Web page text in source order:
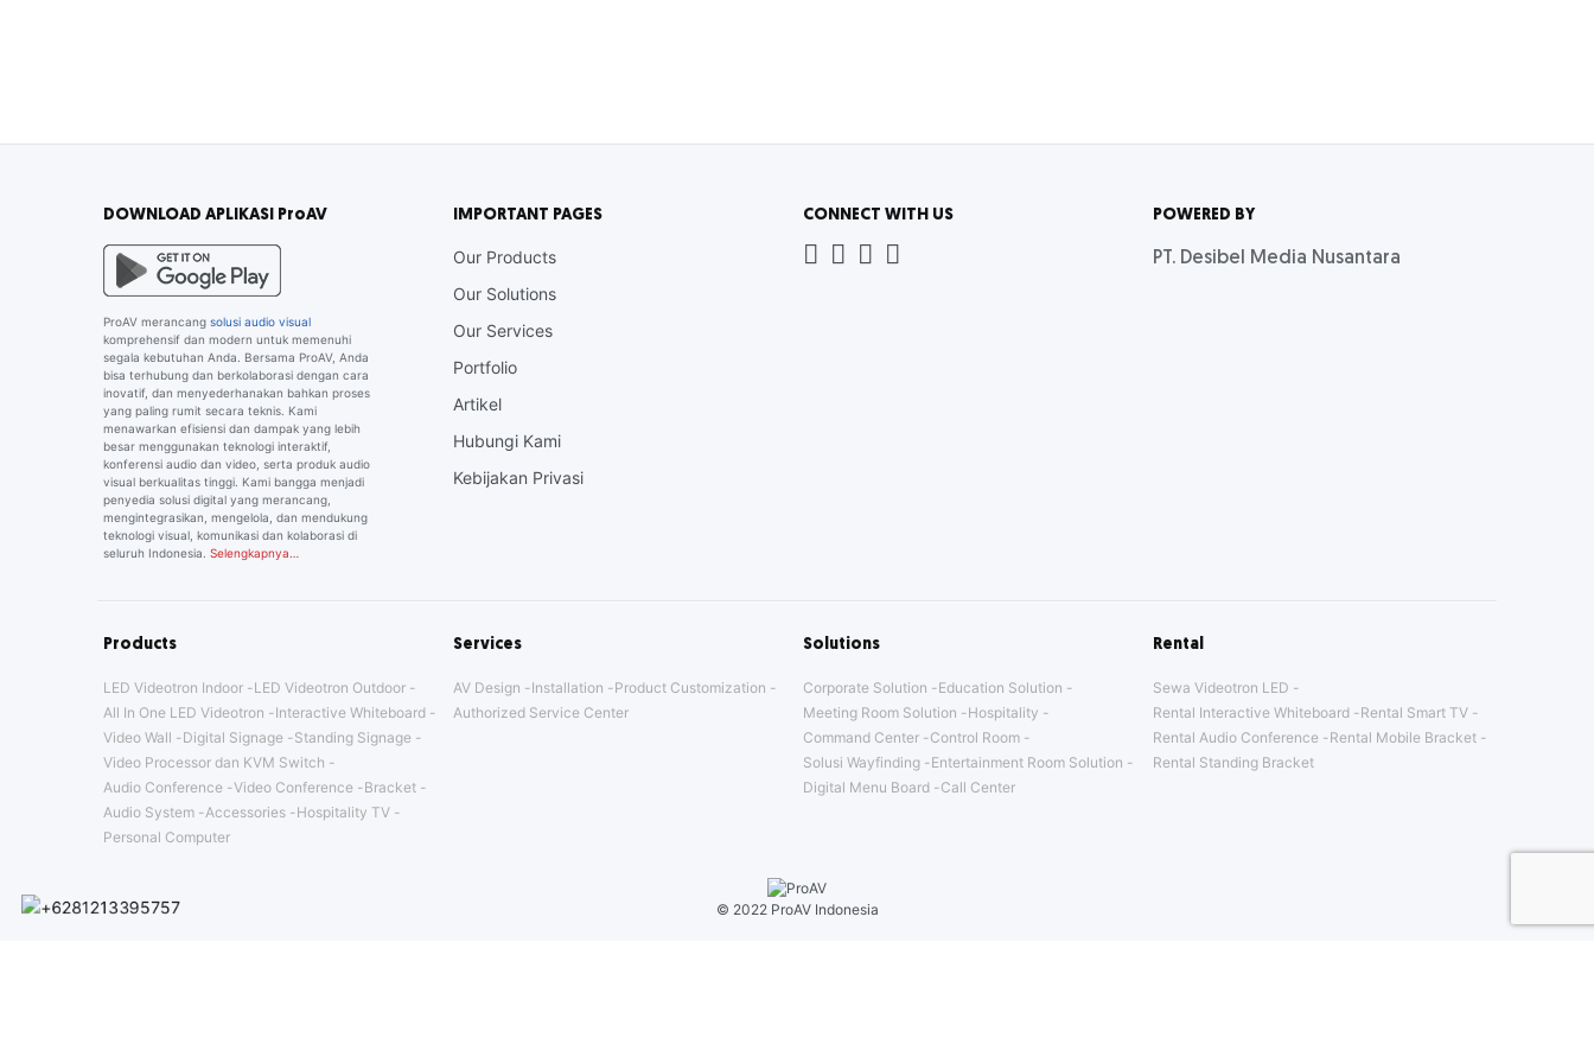
DOWNLOAD APLIKASI ProAV
ProAV merancang solusi audio visual
komprehensif dan modern untuk memenuhi
segala kebutuhan Anda. Bersama ProAV, Anda
bisa terhubung dan berkolaborasi dengan cara
inovatif, dan menyederhanakan bahkan proses
yang paling rumit secara teknis. Kami
menawarkan efisiensi dan dampak yang lebih
besar menggunakan teknologi interaktif,
konferensi audio dan video, serta produk audio
visual berkualitas tinggi. Kami bangga menjadi
penyedia solusi digital yang merancang,
mengintegrasikan, mengelola, dan mendukung
teknologi visual, komunikasi dan kolaborasi di
seluruh Indonesia. Selengkapnya…
IMPORTANT PAGES
Our Products
Our Solutions
Our Services
Portfolio
Artikel
Hubungi Kami
Kebijakan Privasi
CONNECT WITH US POWERED BY
PT. Desibel Media Nusantara
Products
LED Videotron Indoor
LED Videotron Outdoor
All In One LED Videotron
Interactive Whiteboard
Video Wall
Digital Signage
Standing Signage
Video Processor dan KVM Switch
Audio Conference Video Conference
Bracket
Audio System Accessories
Hospitality TV
Personal Computer
Services
AV Design Installation
Product Customization
Authorized Service Center
Solutions
Corporate Solution
Education Solution
Meeting Room Solution
Hospitality
Command Center
Control Room
Solusi Wayfinding
Entertainment Room Solution
Digital Menu Board
Call Center
Rental
Sewa Videotron LED
Rental Interactive Whiteboard
Rental Smart TV
Rental Audio Conference
Rental Mobile Bracket
Rental Standing Bracket
© 2022 ProAV Indonesia